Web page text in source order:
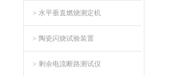
> 水平垂直燃烧测定机
> 陶瓷闪烧试验装置
> 剩余电流断路测试仪